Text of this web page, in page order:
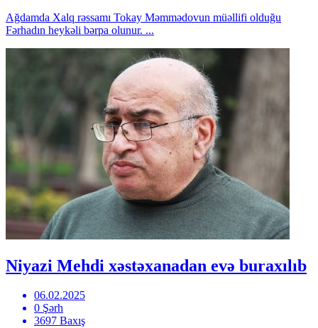
Ağdamda Xalq rəssamı Tokay Məmmədovun müəllifi olduğu
Fərhadın heykəli bərpa olunur. ...
Niyazi Mehdi xəstəxanadan evə buraxılıb
06.02.2025
0 Şərh
3697 Baxış